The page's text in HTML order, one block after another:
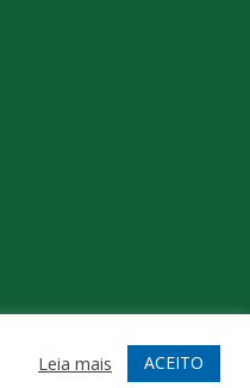
Webmail
Leia mais ACEITO